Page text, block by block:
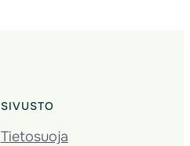
SIVUSTO
Tietosuoja